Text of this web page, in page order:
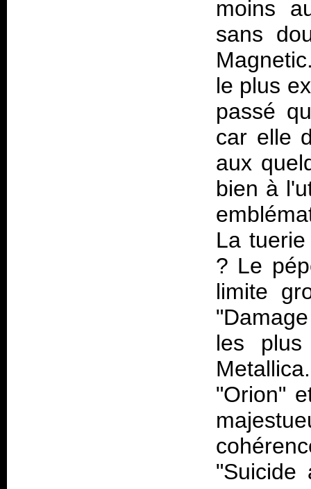
moins
sans
Magnetic
le plus
passé
car elle
aux
bien à
La
? Le
limite
les
"Orion"
"Suicide